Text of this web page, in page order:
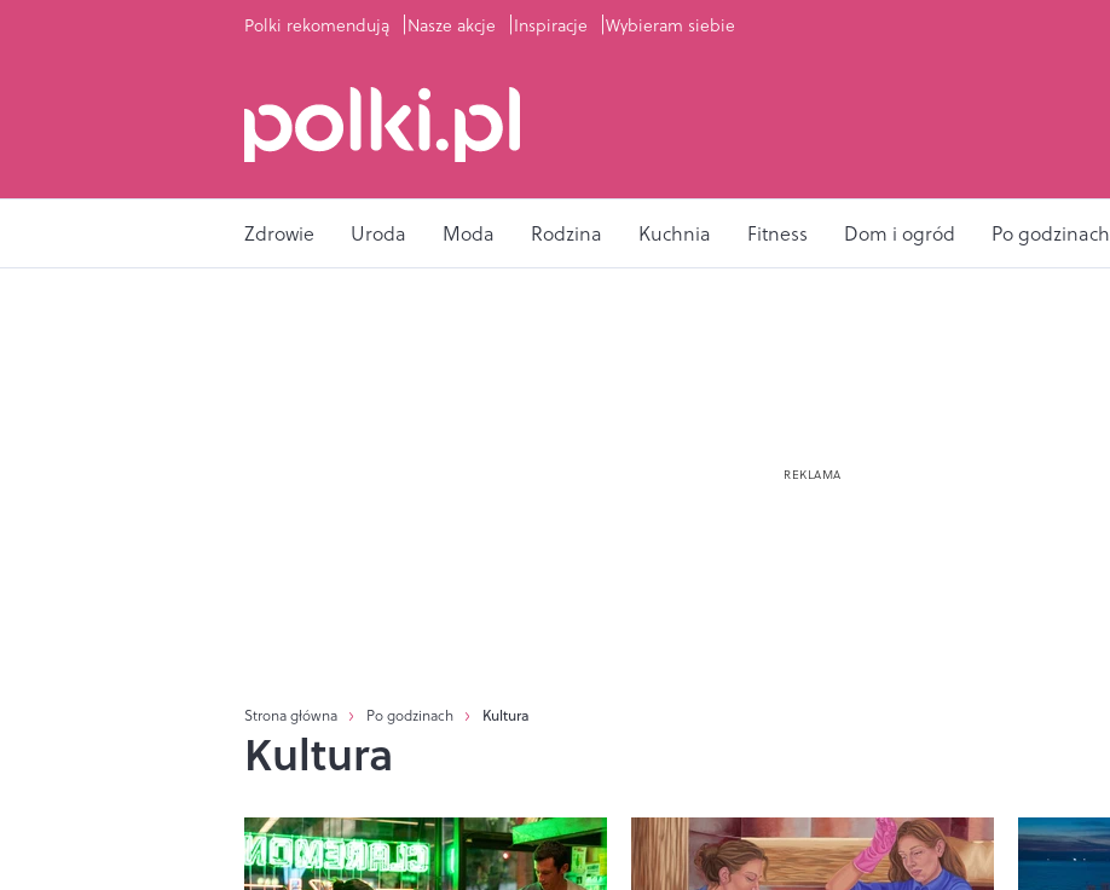
Polki rekomendują Nasze akcje Inspiracje Wybieram siebie
Zdrowie Uroda Moda Rodzina Kuchnia Fitness Dom i ogród Po godzinach
Strona główna Po godzinach Kultura
Kultura